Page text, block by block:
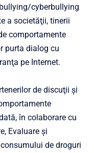
cyberbullying
a societăţii, tinerii
comportamente
purta dialog cu
pe Internet.
de discuţii şi
în colaborare cu
Evaluare şi
de droguri